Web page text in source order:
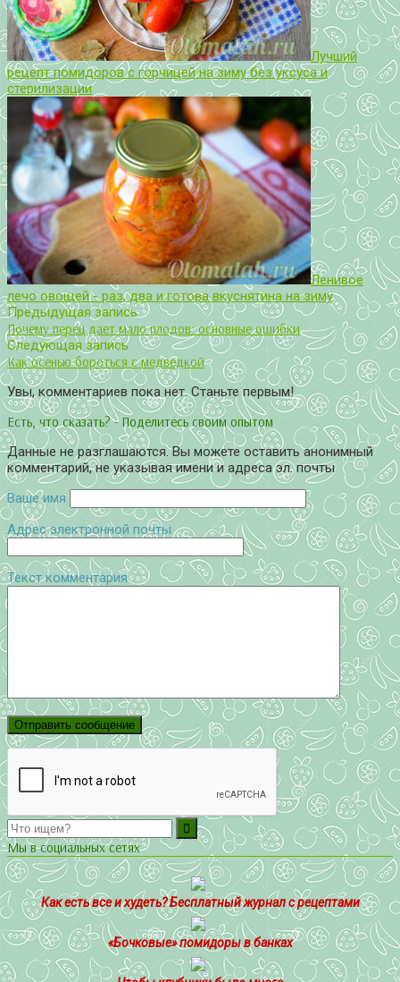
Лучший
рецепт помидоров с горчицей на зиму без уксуса и
стерилизации
Ленивое
лечо овощей - раз, два и готова вкуснятина на зиму
Предыдущая запись
Почему перец дает мало плодов: основные ошибки
Следующая запись
Как осенью бороться с медведкой
Увы, комментариев пока нет. Станьте первым!
Есть, что сказать? - Поделитесь своим опытом
Данные не разглашаются. Вы можете оставить анонимный
комментарий, не указывая имени и адреса эл. почты
Ваше имя
Адрес электронной почты
Текст комментария
Мы в социальных сетях
Как есть все и худеть? Бесплатный журнал с рецептами
«Бочковые» помидоры в банках